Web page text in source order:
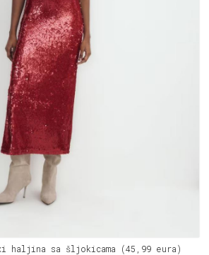
haljina sa šljokicama (45,99 eura)